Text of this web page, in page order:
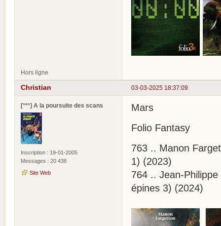
Hors ligne
03-03-2025 18:37:09
Christian
[°*°] A la poursuite des scans
Inscription : 19-01-2005
Messages : 20 438
Site Web
Mars
Folio Fantasy
763 .. Manon
1) (2023)
764 .. Jean-
épines 3) (2024)